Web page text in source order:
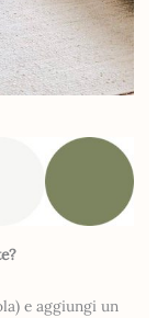
e aggiungi un